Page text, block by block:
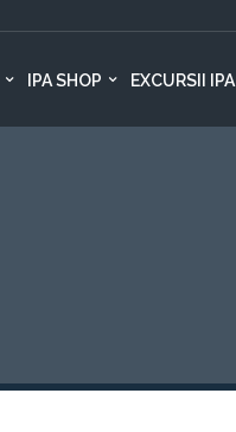
IPA SHOP EXCURSII IPA